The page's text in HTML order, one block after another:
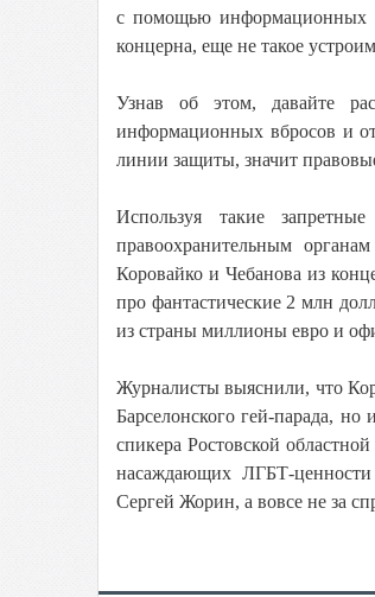
с помощью информационных
концерна, еще не такое
Узнав об этом, давайте
информационных вбросов и
линии защиты, значит
Используя такие
правоохранительным
Коровайко и Чебанова из
про фантастические 2 млн
из страны миллионы евро и
Журналисты выяснили, что
Барселонского гей-парада,
спикера Ростовской
насаждающих ЛГБТ-
Сергей Жорин, а вовсе не за